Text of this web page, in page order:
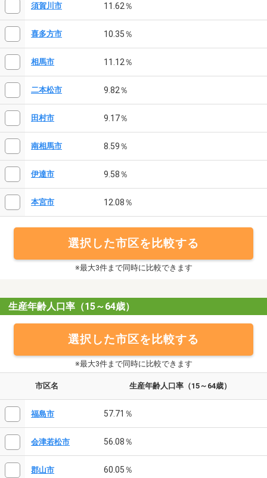
須賀川市 11.62％
喜多方市 10.35％
相馬市 11.12％
二本松市 9.82％
田村市 9.17％
南相馬市 8.59％
伊達市 9.58％
本宮市 12.08％
選択した市区を比較する
※最大3件まで同時に比較できます
生産年齢人口率（15～64歳）
選択した市区を比較する
※最大3件まで同時に比較できます
市区名 生産年齢人口率（15～64歳）
福島市 57.71％
会津若松市 56.08％
郡山市 60.05％